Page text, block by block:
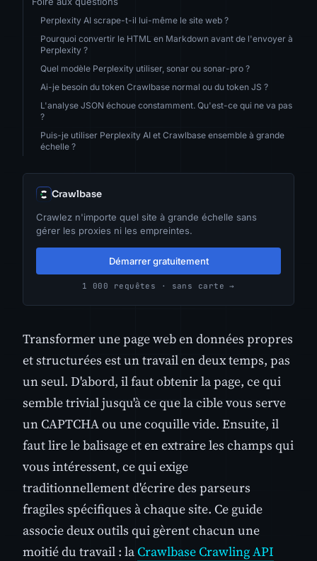
Perplexity AI scrape-t-il lui-même le site web ?
Pourquoi convertir le HTML en Markdown avant de l'envoyer à
Perplexity ?
Quel modèle Perplexity utiliser, sonar ou sonar-pro ?
Ai-je besoin du token Crawlbase normal ou du token JS ?
L'analyse JSON échoue constamment. Qu'est-ce qui ne va pas
?
Puis-je utiliser Perplexity AI et Crawlbase ensemble à grande
échelle ?
Crawlbase
Crawlez n'importe quel site à grande échelle sans
gérer les proxies ni les empreintes.
Démarrer gratuitement
1 000 requêtes · sans carte →
Transformer une page web en données propres
et structurées est un travail en deux temps, pas
un seul. D'abord, il faut obtenir la page, ce qui
semble trivial jusqu'à ce que la cible vous serve
un CAPTCHA ou une coquille vide. Ensuite, il
faut lire le balisage et en extraire les champs qui
vous intéressent, ce qui exige
traditionnellement d'écrire des parseurs
fragiles spécifiques à chaque site. Ce guide
associe deux outils qui gèrent chacun une
moitié du travail : laCrawlbase Crawling API